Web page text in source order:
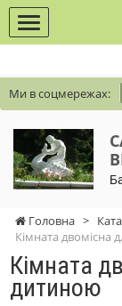
Ми в соцмережах:
Головна >
Кімната двомісна
Кімната
дитиною